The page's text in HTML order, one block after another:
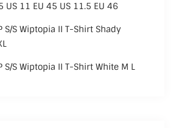
US 11 EU 45 US 11.5 EU 46
S/S Wiptopia II T-Shirt Shady
S/S Wiptopia II T-Shirt White M L